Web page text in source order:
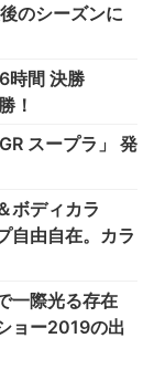
のシーズンに
時間 決勝
！
スープラ」 発
ボディカラ
自由自在。カラ
一際光る存在
ョー2019の出